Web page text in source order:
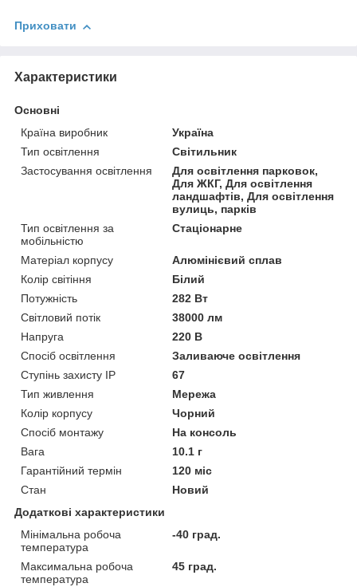
Приховати
Характеристики
Основні
Країна виробник
Україна
Тип освітлення
Світильник
Застосування освітлення
Для освітлення парковок,
Для ЖКГ, Для освітлення
ландшафтів, Для освітлення
вулиць, парків
Тип освітлення за
мобільністю
Стаціонарне
Матеріал корпусу
Алюмінієвий сплав
Колір світіння
Білий
Потужність
282 Вт
Світловий потік
38000 лм
Напруга
220 В
Спосіб освітлення
Заливаюче освітлення
Ступінь захисту IP
67
Тип живлення
Мережа
Колір корпусу
Чорний
Спосіб монтажу
На консоль
Вага
10.1 г
Гарантійний термін
120 міс
Стан
Новий
Додаткові характеристики
Мінімальна робоча
температура
-40 град.
Максимальна робоча
температура
45 град.